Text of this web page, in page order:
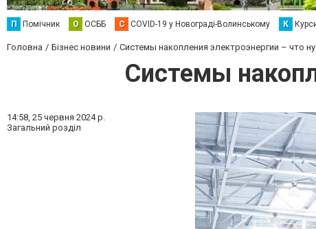
П Помічник О ОСББ C COVID-19 у Новограді-Волинському К
Головна Бізнес новини Системы накопления электроэнергии – что
Системы
14:58, 25 червня 2024 р.
Загальний розділ